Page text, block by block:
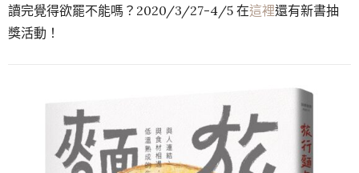
讀完覺得欲罷不能嗎？2020/3/27-4/5 在這裡還有新書抽
獎活動！